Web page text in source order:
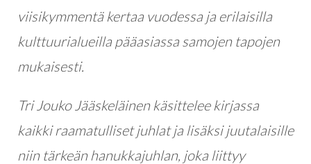
viisikymmentä kertaa vuodessa ja erilaisilla
kulttuurialueilla pääasiassa samojen tapojen
mukaisesti.
Tri Jouko Jääskeläinen käsittelee kirjassa
kaikki raamatulliset juhlat ja lisäksi juutalaisille
niin tärkeän hanukkajuhlan, joka liittyy